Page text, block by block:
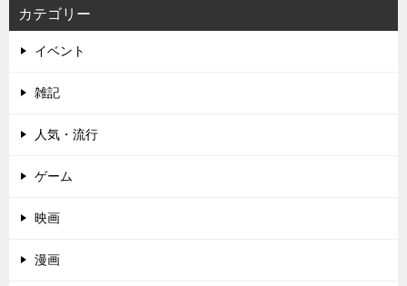
カテゴリー
イベント
雑記
人気・流行
ゲーム
映画
漫画